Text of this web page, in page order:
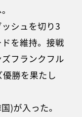
シュを切り3
を維持。接戦
フランクフル
優勝を果たし
)が入った。